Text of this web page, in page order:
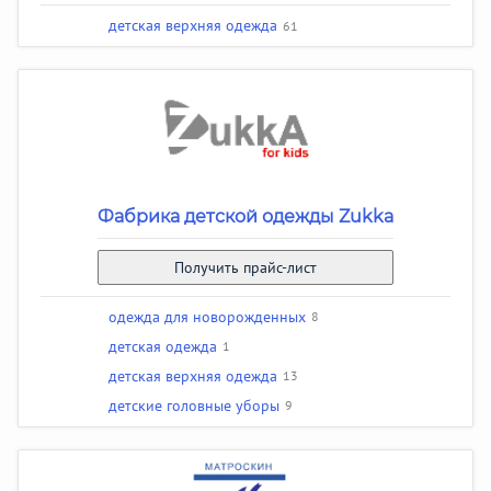
детская верхняя одежда 61
Фабрика детской одежды Zukka
Получить прайс-лист
одежда для новорожденных 8
детская одежда 1
детская верхняя одежда 13
детские головные уборы 9